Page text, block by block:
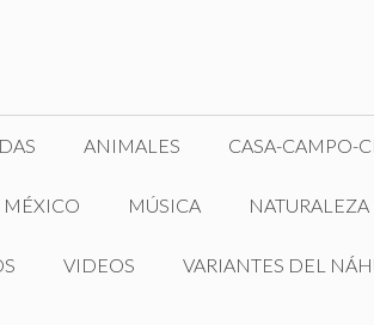
ANIMALES CASA-CAMPO-
MÉXICO MÚSICA NATURALEZA
VIDEOS VARIANTES DEL